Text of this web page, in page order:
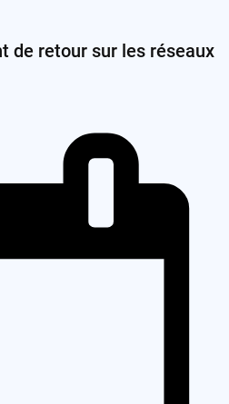
de retour sur les réseaux